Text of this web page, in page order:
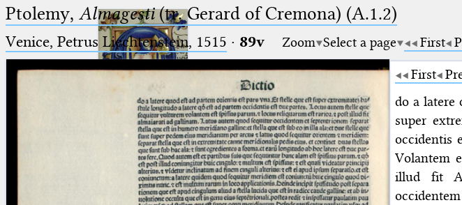
Ptolemaeus
Arabus et Latinus
🔎︎
Ptolemy, Almagesti(tr. Gerard of Cremona) (A.1.2)
Venice, Petrus Liechtenstein, 1515 · 89v Zoom Select a page First
First
do a latere
super
occidentis
Volantem
illud fit